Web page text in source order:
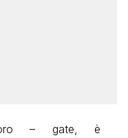
– gate, è